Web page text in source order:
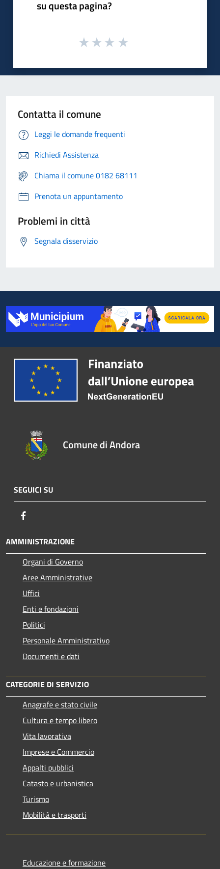
su questa pagina?
Contatta il comune
Leggi le domande frequenti
Richiedi Assistenza
Chiama il comune 0182 68111
Prenota un appuntamento
Problemi in città
Segnala disservizio
Comune di Andora
SEGUICI SU
AMMINISTRAZIONE
Organi di Governo
Aree Amministrative
Uffici
Enti e fondazioni
Politici
Personale Amministrativo
Documenti e dati
CATEGORIE DI SERVIZIO
Anagrafe e stato civile
Cultura e tempo libero
Vita lavorativa
Imprese e Commercio
Appalti pubblici
Catasto e urbanistica
Turismo
Mobilità e trasporti
Educazione e formazione